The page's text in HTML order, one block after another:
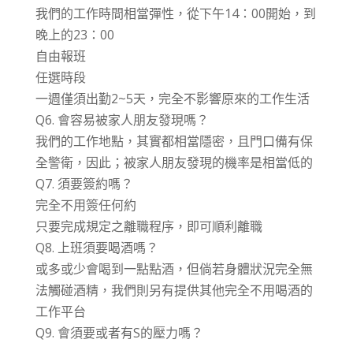
我們的工作時間相當彈性，從下午14：00開始，到
晚上的23：00
自由報班
任選時段
一週僅須出勤2~5天，完全不影響原來的工作生活
Q6. 會容易被家人朋友發現嗎？
我們的工作地點，其實都相當隱密，且門口備有保
全警衛，因此；被家人朋友發現的機率是相當低的
Q7. 須要簽約嗎？
完全不用簽任何約
只要完成規定之離職程序，即可順利離職
Q8. 上班須要喝酒嗎？
或多或少會喝到一點點酒，但倘若身體狀況完全無
法觸碰酒精，我們則另有提供其他完全不用喝酒的
工作平台
Q9. 會須要或者有S的壓力嗎？